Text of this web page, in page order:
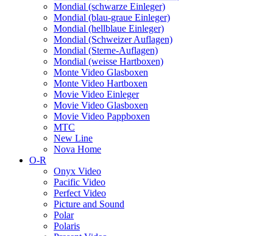
Mondial (schwarze Einleger)
Mondial (blau-graue Einleger)
Mondial (hellblaue Einleger)
Mondial (Schweizer Auflagen)
Mondial (Sterne-Auflagen)
Mondial (weisse Hartboxen)
Monte Video Glasboxen
Monte Video Hartboxen
Movie Video Einleger
Movie Video Glasboxen
Movie Video Pappboxen
MTC
New Line
Nova Home
O-R
Onyx Video
Pacific Video
Perfect Video
Picture and Sound
Polar
Polaris